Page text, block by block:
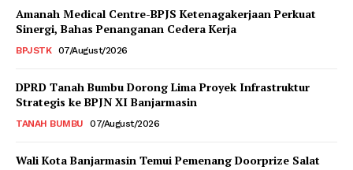
Amanah Medical Centre-BPJS Ketenagakerjaan Perkuat
Sinergi, Bahas Penanganan Cedera Kerja
BPJSTK 07/August/2026
DPRD Tanah Bumbu Dorong Lima Proyek Infrastruktur
Strategis ke BPJN XI Banjarmasin
TANAH BUMBU 07/August/2026
Wali Kota Banjarmasin Temui Pemenang Doorprize Salat